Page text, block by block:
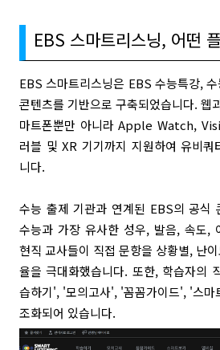
EBS 스마트리스닝, 어떤
EBS 스마트리스닝은 EBS 수능특강,
콘텐츠를 기반으로 구축되었습니다. 웹
마트폰뿐만 아니라 Apple Watch,
러블 및 XR 기기까지 지원하여 유비
니다.
수능 출제 기관과 연계된 EBS의 공식
수능과 가장 유사한 성우, 발음, 속도,
현직 교사들이 직접 문항을 상황별, 난
율을 극대화했습니다. 또한, 학습자의
습하기', '모의고사', '꼼꼼가이드', '스마
조화되어 있습니다.